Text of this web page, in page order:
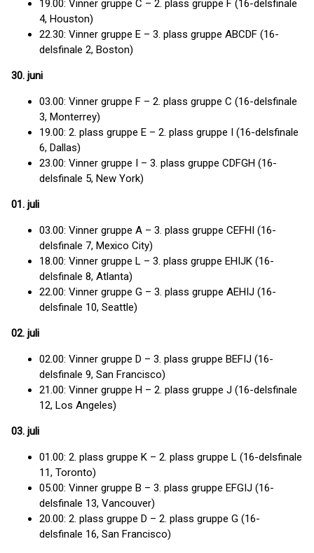
19.00: Vinner gruppe C – 2. plass gruppe F (16-delsfinale
4, Houston)
22.30: Vinner gruppe E – 3. plass gruppe ABCDF (16-
delsfinale 2, Boston)
30. juni
03.00: Vinner gruppe F – 2. plass gruppe C (16-delsfinale
3, Monterrey)
19.00: 2. plass gruppe E – 2. plass gruppe I (16-delsfinale
6, Dallas)
23.00: Vinner gruppe I – 3. plass gruppe CDFGH (16-
delsfinale 5, New York)
01. juli
03.00: Vinner gruppe A – 3. plass gruppe CEFHI (16-
delsfinale 7, Mexico City)
18.00: Vinner gruppe L – 3. plass gruppe EHIJK (16-
delsfinale 8, Atlanta)
22.00: Vinner gruppe G – 3. plass gruppe AEHIJ (16-
delsfinale 10, Seattle)
02. juli
02.00: Vinner gruppe D – 3. plass gruppe BEFIJ (16-
delsfinale 9, San Francisco)
21.00: Vinner gruppe H – 2. plass gruppe J (16-delsfinale
12, Los Angeles)
03. juli
01.00: 2. plass gruppe K – 2. plass gruppe L (16-delsfinale
11, Toronto)
05.00: Vinner gruppe B – 3. plass gruppe EFGIJ (16-
delsfinale 13, Vancouver)
20.00: 2. plass gruppe D – 2. plass gruppe G (16-
delsfinale 16, San Francisco)